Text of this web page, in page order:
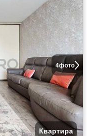
4фото
Квартира